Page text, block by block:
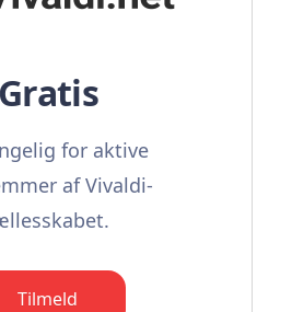
Gratis
for aktive
af Vivaldi-
Tilmeld